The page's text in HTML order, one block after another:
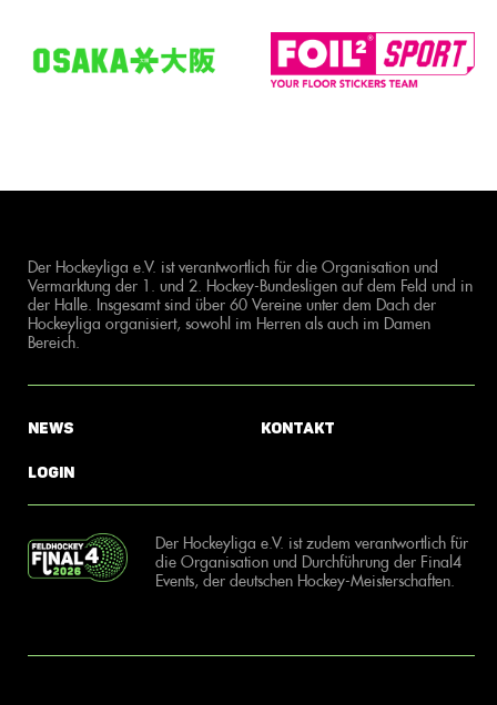
Der Hockeyliga e.V. ist verantwortlich für die Organisation und
Vermarktung der 1. und 2. Hockey-Bundesligen auf dem Feld und in
der Halle. Insgesamt sind über 60 Vereine unter dem Dach der
Hockeyliga organisiert, sowohl im Herren als auch im Damen
Bereich.
News
Login
Kontakt
Der Hockeyliga e.V. ist zudem verantwortlich für
die Organisation und Durchführung der Final4
Events, der deutschen Hockey-Meisterschaften.